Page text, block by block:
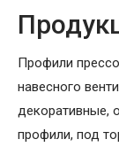
Профили
навесного
декоративные,
профили, под